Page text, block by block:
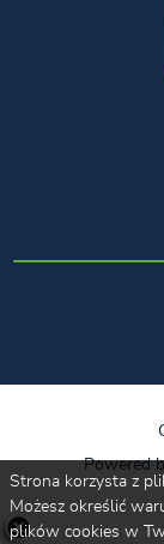
Powered
Strona korzysta z
Możesz określić
plików cookies w